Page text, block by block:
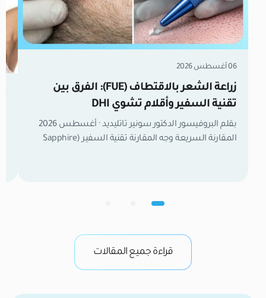
06 أغسطس 2026
زراعة الشعر بالاقتطاف (FUE): الفرق بين
تقنية السفير وأقلام تشوي DHI
بقلم البروفيسور الدكتور سونير تاتليديد · أغسطس 2026
المقارنة السريعة وجه المقارنة تقنية السفير (Sapphire
قراءة جميع المقالات